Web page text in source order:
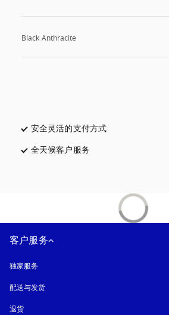
Black Anthracite
安全灵活的支付方式在新选项卡中打开
全天候客户服务
客户服务
独家服务
配送与发货
退货